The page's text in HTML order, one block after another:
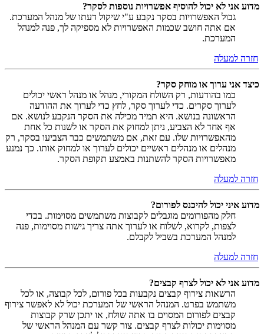
מדוע אני לא יכול להוסיף אפשרויות נוספות לסקר?
גבול האפשרויות בסקר נקבע ע"י שיקול דעתו של מנהל המערכת.
אם אתה חושב שכמות האפשרויות לא מספיקה לך, פנה למנהל
המערכת.
חזרה למעלה
כיצד אני ערוך או מוחק סקר?
כמו בהודעות, רק השולח המקורי, מנהל או מנהל ראשי יכולים
לערוך סקרים. כדי לערוך סקר, לחץ כדי לערוך את ההודעה
הראשונה בנושא. היא תמיד מכילה את הסקר הנקבע לנושא. אם
אף אחד לא הצביע, ניתן למחוק את הסקר או לשנות כל אחת
מהאפשרויות שלו. עם זאת, אם משתמשים כבר הצביעו בסקר, רק
מנהלים או מנהלים ראשיים יכולים לערוך או למחוק אותו. כך נמנע
מאפשרויות הסקר להשתנות באמצע תקופת הסקר.
חזרה למעלה
מדוע איני יכול להיכנס לפורום?
חלק מהפורומים מוגבלים לקבוצות משתמשים מסוימות. בכדי
לצפות, לקרוא, לשלוח או לערוך אתה צריך גישות מסוימות, פנה
למנהל המערכת בשביל לקבלם.
חזרה למעלה
מדוע אני לא יכול לצרף קבצים?
הרשאות צירוף קבצים נקבעות בכל פורום, לכל קבוצה, או לכל
משתמש בפרט. המנהל הראשי של המערכת יכול לא לאפשר צירוף
קבצים לפורום המסוים בו אתה שולח, או יתכן שרק קבוצות
מסוימות יכולות לצרף קבצים. צור קשר עם המנהל הראשי של